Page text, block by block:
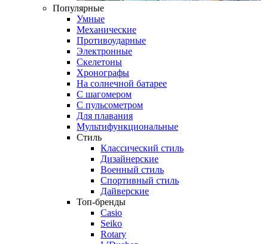
Популярные
Умные
Механические
Противоударные
Электронные
Скелетоны
Хронографы
На солнечной батарее
С шагомером
С пульсометром
Для плавания
Мультифункциональные
Стиль
Классический стиль
Дизайнерские
Военный стиль
Спортивный стиль
Дайверские
Топ-бренды
Casio
Seiko
Rotary